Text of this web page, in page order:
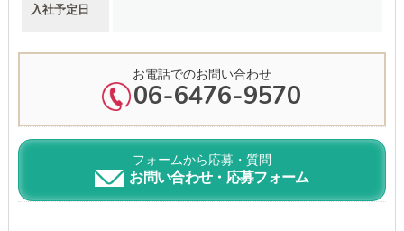
入社予定日
お電話でのお問い合わせ
06-6476-9570
フォームから応募・質問
お問い合わせ・応募フォーム